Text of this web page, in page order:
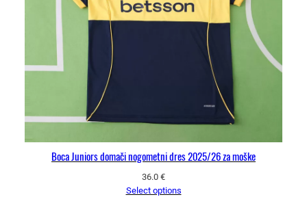
Boca Juniors domači nogometni dres 2025/26 za moške
36.0 €
Select options